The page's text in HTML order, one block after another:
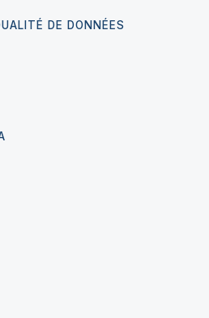
DE DONNÉES